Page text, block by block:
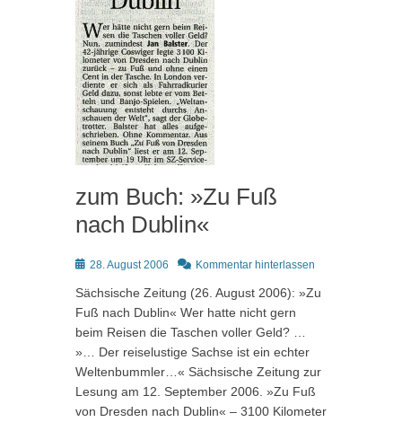
zum Buch: »Zu Fuß
nach Dublin«
Posted
28. August 2006 Kommentar hinterlassen
Sächsische Zeitung (26. August 2006): »Zu
Fuß nach Dublin« Wer hatte nicht gern
beim Reisen die Taschen voller Geld? …
»… Der reiselustige Sachse ist ein echter
Weltenbummler…« Sächsische Zeitung zur
Lesung am 12. September 2006. »Zu Fuß
von Dresden nach Dublin« – 3100 Kilometer